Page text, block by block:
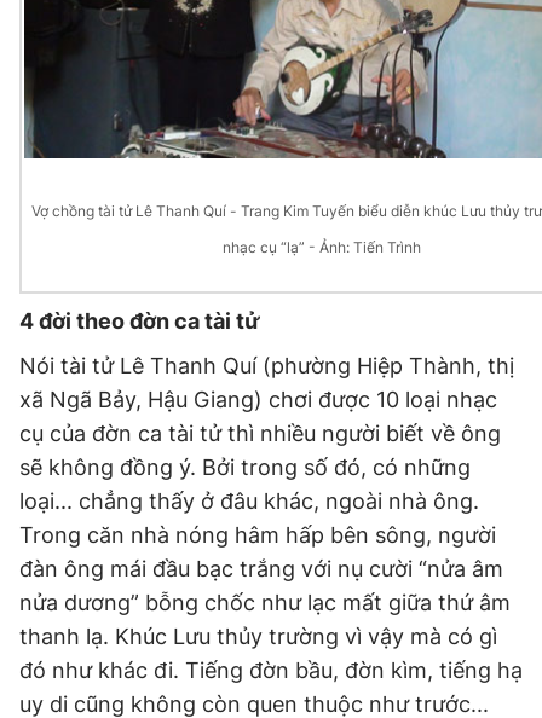
Theo dõi báo trên
Hotline
0906 645 777
Liên hệ quảng cáo
0908 780 404
Đặt báo Quảng cáo RSS Tòa soạn Chính sách bảo
Tổng biên tập: Nguyễn Ngọc Toàn
Phó tổng biên tập thường trực: Hải Thành
Phó tổng biên tập: Lâm Hiếu Dũng
Phó tổng biên tập: Trần Việt Hưng
Tổng thư ký tòa soạn: Đức Trung
Giấy phép xuất bản số 110/GP - BTTTT cấp ngày 24.3.2020
© 2003-2026 Bản quyền thuộc về Báo Thanh Niên. Cấm sao
chép dưới mọi hình thức nếu không có sự chấp thuận bằng văn
bản. Phát triển bởi ePi Technologies, JSC.
Vợ chồng tài tử Lê Thanh Quí - Trang Kim Tuyến biểu diễn khúc Lưu thủy
nhạc cụ “lạ” - Ảnh: Tiến Trình
4 đời theo đờn ca tài tử
Nói tài tử Lê Thanh Quí (phường Hiệp Thành, thị
xã Ngã Bảy, Hậu Giang) chơi được 10 loại nhạc
cụ của đờn ca tài tử thì nhiều người biết về ông
sẽ không đồng ý. Bởi trong số đó, có những
loại... chẳng thấy ở đâu khác, ngoài nhà ông.
Trong căn nhà nóng hâm hấp bên sông, người
đàn ông mái đầu bạc trắng với nụ cười “nửa âm
nửa dương” bỗng chốc như lạc mất giữa thứ âm
thanh lạ. Khúc Lưu thủy trường vì vậy mà có gì
đó như khác đi. Tiếng đờn bầu, đờn kìm, tiếng hạ
uy di cũng không còn quen thuộc như trước...